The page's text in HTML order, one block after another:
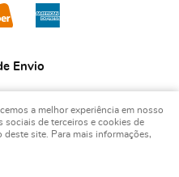
Envio
a melhor experiência em nosso
sociais de terceiros e cookies de
site. Para mais informações,